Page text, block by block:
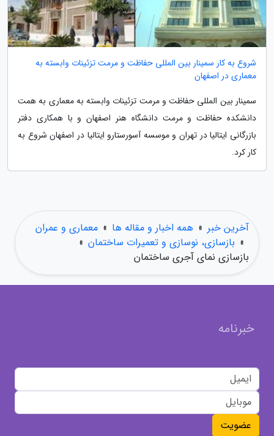
شروع به کار سمینار بین المللی حفاظت و مرمت تزئینات وابسته به
معماری در اصفهان
سمینار بین المللی حفاظت و مرمت تزئینات وابسته به معماری به همت
دانشکده حفاظت و مرمت دانشگاه هنر اصفهان و با همکاری دفتر
بازرگانی ایتالیا در تهران و موسسه آسورستارو ایتالیا در اصفهان شروع به
کار کرد.
آخرین خبر » همه اخبار و مقاله ها » معماری و عمران
» بازسازی، نوسازی و تعمیرات ساختمان »
بازسازی نمای آجری ساختمان
خبرنامه
عضویت